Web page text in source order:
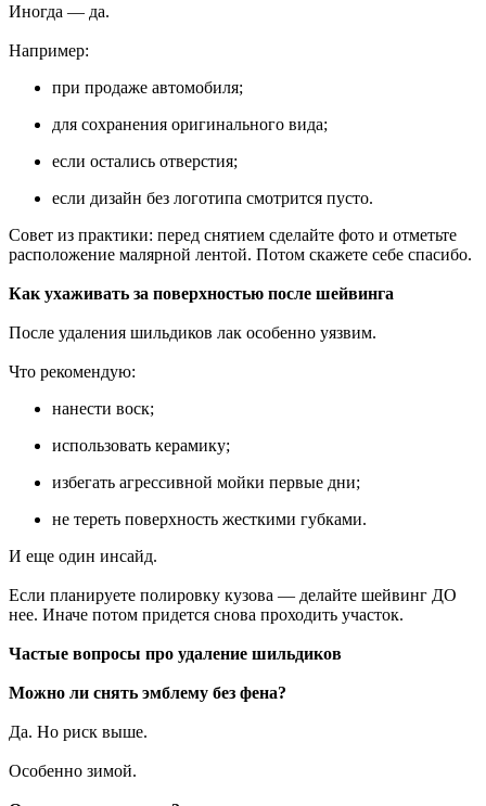
Иногда — да.
Например:
при продаже автомобиля;
для сохранения оригинального вида;
если остались отверстия;
если дизайн без логотипа смотрится пусто.
Совет из практики: перед снятием сделайте фото и отметьте
расположение малярной лентой. Потом скажете себе спасибо.
Как ухаживать за поверхностью после шейвинга
После удаления шильдиков лак особенно уязвим.
Что рекомендую:
нанести воск;
использовать керамику;
избегать агрессивной мойки первые дни;
не тереть поверхность жесткими губками.
И еще один инсайд.
Если планируете полировку кузова — делайте шейвинг ДО
нее. Иначе потом придется снова проходить участок.
Частые вопросы про удаление шильдиков
Можно ли снять эмблему без фена?
Да. Но риск выше.
Особенно зимой.